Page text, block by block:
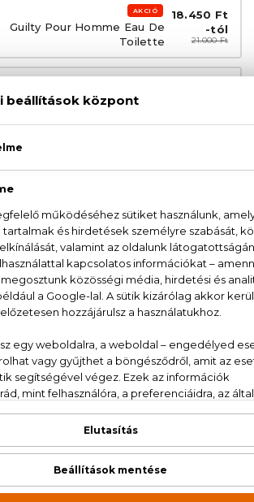
AKCIÓ
Guilty Pour Homme Eau De
Toilette
18.450 Ft
-tól
21.000 Ft
Toilette Szett 50+50 ml
14 napos visszaküldési
AJÁNLJUK